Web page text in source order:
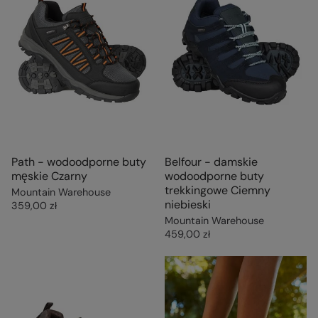
Path - wodoodporne buty
męskie Czarny
Mountain Warehouse
359,00 zł
Belfour - damskie
wodoodporne buty
trekkingowe Ciemny
niebieski
Mountain Warehouse
459,00 zł